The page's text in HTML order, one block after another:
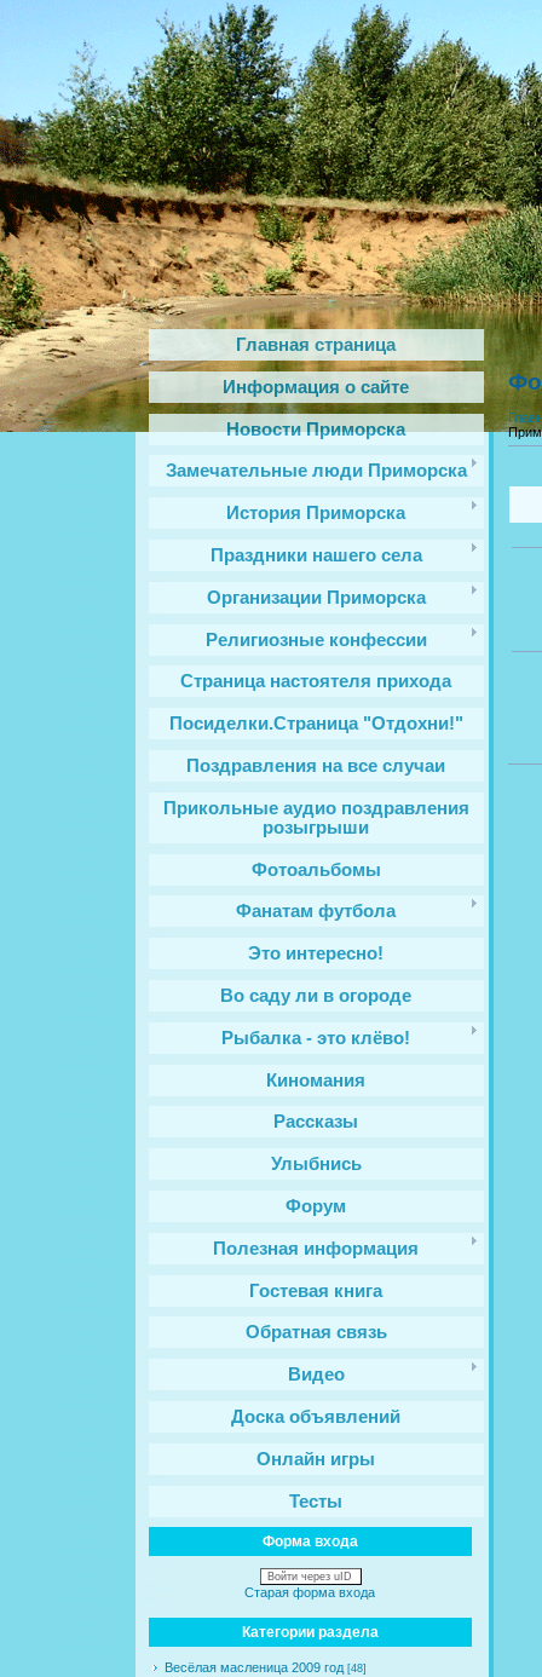
Главная страница
Информация о сайте
Новости Приморска
Замечательные люди Приморска
История Приморска
Праздники нашего села
Организации Приморска
Религиозные конфессии
Cтраница настоятеля прихода
Посиделки.Страница "Отдохни!"
Поздравления на все случаи
Прикольные аудио поздравления
розыгрыши
Фотоальбомы
Фанатам футбола
Это интересно!
Во саду ли в огороде
Рыбалка - это клёво!
Киномания
Рассказы
Улыбнись
Форум
Полезная информация
Гостевая книга
Обратная связь
Видео
Доска объявлений
Онлайн игры
Тесты
Форма входа
Войти через uID
Старая форма входа
Категории раздела
Весёлая масленица 2009 год [48]